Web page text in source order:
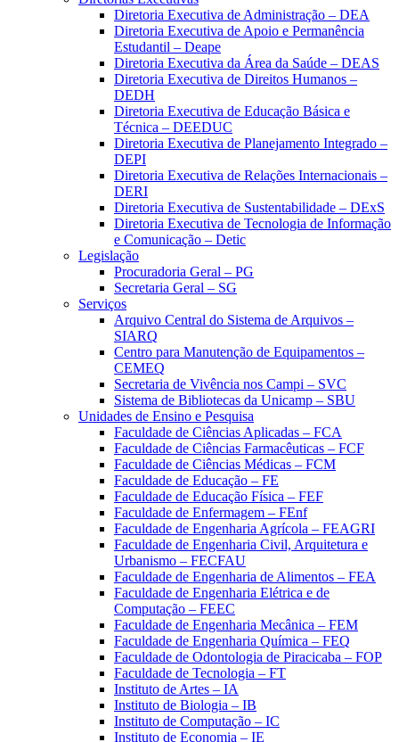
Diretoria Executiva de Administração – DEA
Diretoria Executiva de Apoio e Permanência
Estudantil – Deape
Diretoria Executiva da Área da Saúde – DEAS
Diretoria Executiva de Direitos Humanos –
DEDH
Diretoria Executiva de Educação Básica e
Técnica – DEEDUC
Diretoria Executiva de Planejamento Integrado –
DEPI
Diretoria Executiva de Relações Internacionais –
DERI
Diretoria Executiva de Sustentabilidade – DExS
Diretoria Executiva de Tecnologia de Informação
e Comunicação – Detic
Legislação
Procuradoria Geral – PG
Secretaria Geral – SG
Serviços
Arquivo Central do Sistema de Arquivos –
SIARQ
Centro para Manutenção de Equipamentos –
CEMEQ
Secretaria de Vivência nos Campi – SVC
Sistema de Bibliotecas da Unicamp – SBU
Unidades de Ensino e Pesquisa
Faculdade de Ciências Aplicadas – FCA
Faculdade de Ciências Farmacêuticas – FCF
Faculdade de Ciências Médicas – FCM
Faculdade de Educação – FE
Faculdade de Educação Física – FEF
Faculdade de Enfermagem – FEnf
Faculdade de Engenharia Agrícola – FEAGRI
Faculdade de Engenharia Civil, Arquitetura e
Urbanismo – FECFAU
Faculdade de Engenharia de Alimentos – FEA
Faculdade de Engenharia Elétrica e de
Computação – FEEC
Faculdade de Engenharia Mecânica – FEM
Faculdade de Engenharia Química – FEQ
Faculdade de Odontologia de Piracicaba – FOP
Faculdade de Tecnologia – FT
Instituto de Artes – IA
Instituto de Biologia – IB
Instituto de Computação – IC
Instituto de Economia – IE